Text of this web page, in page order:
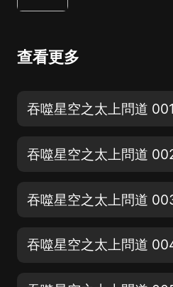
查看更多
吞噬星空之太上問道
吞噬星空之太上問道
吞噬星空之太上問道